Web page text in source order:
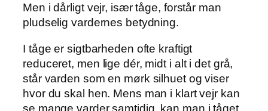
Men i dårligt vejr, især tåge, forstår man
pludselig vardernes betydning.
I tåge er sigtbarheden ofte kraftigt
reduceret, men lige dér, midt i alt i det grå,
står varden som en mørk silhuet og viser
hvor du skal hen. Mens man i klart vejr kan
se mange varder samtidig, kan man i tåget